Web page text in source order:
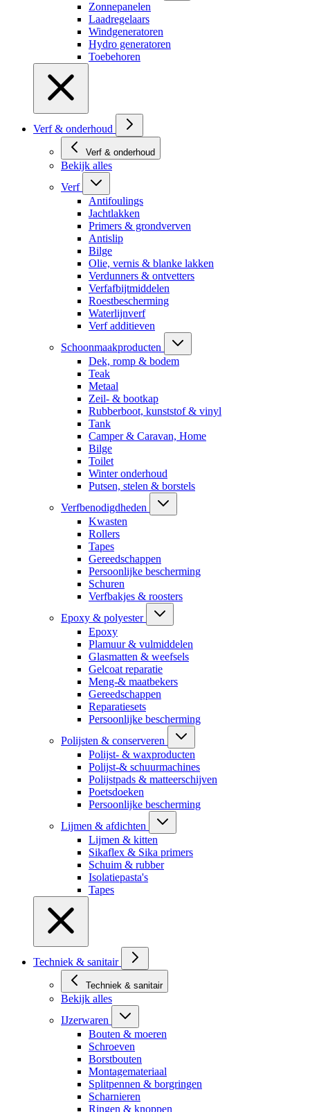
Zonnepanelen
Laadregelaars
Windgeneratoren
Hydro generatoren
Toebehoren
Verf & onderhoud
Verf & onderhoud
Bekijk alles
Verf
Antifoulings
Jachtlakken
Primers & grondverven
Antislip
Bilge
Olie, vernis & blanke lakken
Verdunners & ontvetters
Verfafbijtmiddelen
Roestbescherming
Waterlijnverf
Verf additieven
Schoonmaakproducten
Dek, romp & bodem
Teak
Metaal
Zeil- & bootkap
Rubberboot, kunststof & vinyl
Tank
Camper & Caravan, Home
Bilge
Toilet
Winter onderhoud
Putsen, stelen & borstels
Verfbenodigdheden
Kwasten
Rollers
Tapes
Gereedschappen
Persoonlijke bescherming
Schuren
Verfbakjes & roosters
Epoxy & polyester
Epoxy
Plamuur & vulmiddelen
Glasmatten & weefsels
Gelcoat reparatie
Meng-& maatbekers
Gereedschappen
Reparatiesets
Persoonlijke bescherming
Polijsten & conserveren
Polijst- & waxproducten
Polijst-& schuurmachines
Polijstpads & matteerschijven
Poetsdoeken
Persoonlijke bescherming
Lijmen & afdichten
Lijmen & kitten
Sikaflex & Sika primers
Schuim & rubber
Isolatiepasta's
Tapes
Techniek & sanitair
Techniek & sanitair
Bekijk alles
IJzerwaren
Bouten & moeren
Schroeven
Borstbouten
Montagemateriaal
Splitpennen & borgringen
Scharnieren
Ringen & knoppen